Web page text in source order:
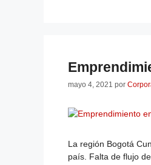
mayo 4, 2021 por
La región Bogotá
país. Falta de flujo